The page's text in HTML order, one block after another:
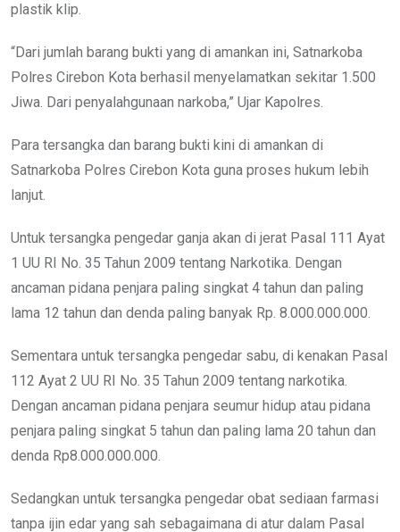
plastik klip.
“Dari jumlah barang bukti yang di amankan ini, Satnarkoba
Polres Cirebon Kota berhasil menyelamatkan sekitar 1.500
Jiwa. Dari penyalahgunaan narkoba,” Ujar Kapolres.
Para tersangka dan barang bukti kini di amankan di
Satnarkoba Polres Cirebon Kota guna proses hukum lebih
lanjut.
Untuk tersangka pengedar ganja akan di jerat Pasal 111 Ayat
1 UU RI No. 35 Tahun 2009 tentang Narkotika. Dengan
ancaman pidana penjara paling singkat 4 tahun dan paling
lama 12 tahun dan denda paling banyak Rp. 8.000.000.000.
Sementara untuk tersangka pengedar sabu, di kenakan Pasal
112 Ayat 2 UU RI No. 35 Tahun 2009 tentang narkotika.
Dengan ancaman pidana penjara seumur hidup atau pidana
penjara paling singkat 5 tahun dan paling lama 20 tahun dan
denda Rp8.000.000.000.
Sedangkan untuk tersangka pengedar obat sediaan farmasi
tanpa ijin edar yang sah sebagaimana di atur dalam Pasal